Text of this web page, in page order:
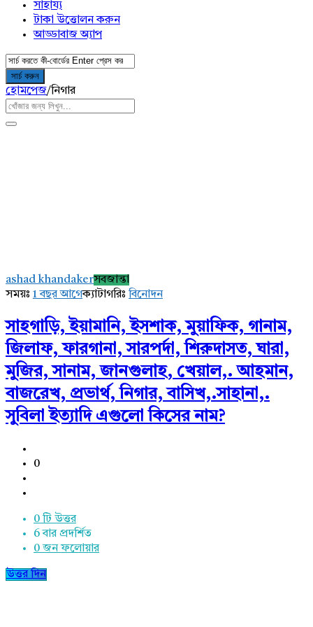
সাহায্য
টাকা উত্তোলন করুন
আড্ডাবাজ অ্যাপ
হোমপেজ/নিগার
Latest
প্রশ্ন
ashad khandakerসবজান্তা
সময়ঃ 1 বছর আগেক্যাটাগরিঃবিনোদন
সাহগাড়ি, ইয়ামানি, ইসশাক, মুয়াফিক, গানাম,
জিলাফ, ফারগানা, সারপর্দা, শিরুদাসত, ঘারা,
মুজির, সানাম, জানগুলাহ, খেয়াল,. আহমান,
বাজরেখ, প্রভার্থ, নিগার, বাসিখ,.সাহানা,.
সুবিলা ইত্যাদি এগুলো কিসের নাম?
0
0 টি উত্তর
6বার প্রদর্শিত
0 জন ফলোয়ার
উত্তর দিন